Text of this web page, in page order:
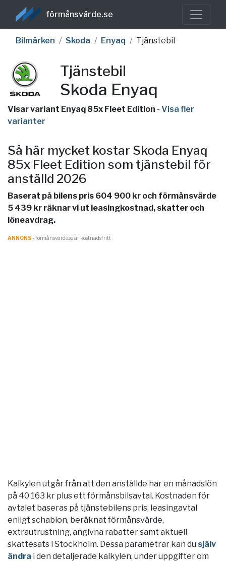
förmånsvärde.se
Bilmärken Skoda Enyaq Tjänstebil
Tjänstebil
Skoda Enyaq
Visar variant Enyaq 85x Fleet Edition - Visa fler
varianter
Så här mycket kostar Skoda Enyaq
85x Fleet Edition som tjänstebil för
anställd 2026
Baserat på bilens pris 604 900 kr och förmånsvärde
5 439 kr räknar vi ut leasingkostnad, skatter och
löneavdrag.
ANNONS- förmånsvärde.se är kostnadsfritt
Kalkylen utgår från att den anställde har en månadslön
på 40 163 kr plus ett förmånsbilsavtal. Kostnaden för
avtalet baseras på tjänstebilens pris, leasingavtal
enligt schablon, beräknat förmånsvärde,
extrautrustning, angivna rabatter samt aktuell
skattesats i Stockholm. Dessa parametrar kan du själv
ändra i den detaljerade kalkylen, under uppgifter om